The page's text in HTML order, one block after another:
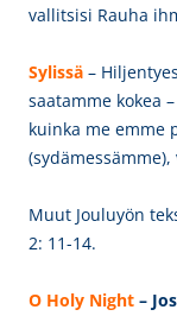
vallitsisi Rauha
Sylissä –
saatamme kokea
kuinka me emme
Muut Jouluyön
2: 11-14.
O Holy Night –